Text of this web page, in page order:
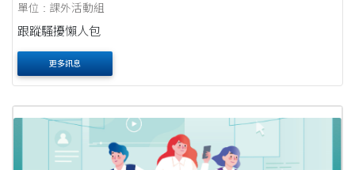
單位 : 課外活動組
跟蹤騷擾懶人包
更多訊息